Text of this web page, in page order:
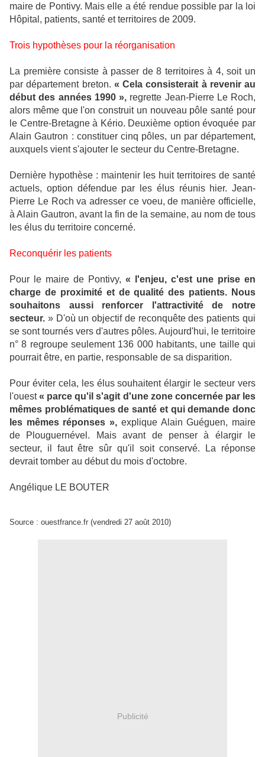
maire de Pontivy. Mais elle a été rendue possible par la loi
Hôpital, patients, santé et territoires de 2009.
Trois hypothèses pour la réorganisation
La première consiste à passer de 8 territoires à 4, soit un
par département breton. « Cela consisterait à revenir au
début des années 1990 », regrette Jean-Pierre Le Roch,
alors même que l'on construit un nouveau pôle santé pour
le Centre-Bretagne à Kério. Deuxième option évoquée par
Alain Gautron : constituer cinq pôles, un par département,
auxquels vient s'ajouter le secteur du Centre-Bretagne.
Dernière hypothèse : maintenir les huit territoires de santé
actuels, option défendue par les élus réunis hier. Jean-
Pierre Le Roch va adresser ce voeu, de manière officielle,
à Alain Gautron, avant la fin de la semaine, au nom de tous
les élus du territoire concerné.
Reconquérir les patients
Pour le maire de Pontivy, « l'enjeu, c'est une prise en
charge de proximité et de qualité des patients. Nous
souhaitons aussi renforcer l'attractivité de notre
secteur. » D'où un objectif de reconquête des patients qui
se sont tournés vers d'autres pôles. Aujourd'hui, le territoire
n° 8 regroupe seulement 136 000 habitants, une taille qui
pourrait être, en partie, responsable de sa disparition.
Pour éviter cela, les élus souhaitent élargir le secteur vers
l'ouest« parce qu'il s'agit d'une zone concernée par les
mêmes problématiques de santé et qui demande donc
les mêmes réponses », explique Alain Guéguen, maire
de Plouguernével. Mais avant de penser à élargir le
secteur, il faut être sûr qu'il soit conservé. La réponse
devrait tomber au début du mois d'octobre.
Angélique LE BOUTER
Source : ouestfrance.fr (vendredi 27 août 2010)
Publicité